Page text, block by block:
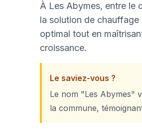
À Les Abymes, entre le
la solution de
optimal tout en
croissance.
Le saviez-vous ?
Le nom "Les Abymes"
la commune,